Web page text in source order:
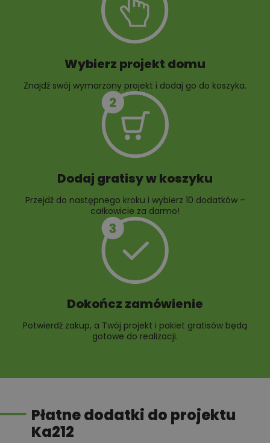
10 projektów rabat
Wybierz projekt domu
Znajdź swój wymarzony projekt i dodaj go do koszyka.
Dodaj gratisy w koszyku
Przejdź do następnego kroku i wybierz 10 dodatków –
całkowicie za darmo!
Dokończ zamówienie
Potwierdź zakup, a Twój projekt i pakiet gratisów będą
gotowe do realizacji.
Płatne dodatki do projektu
Ka212